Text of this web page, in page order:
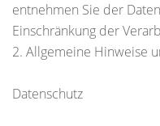
entnehmen Sie der
Einschränkung der
2. Allgemeine Hinweise
Datenschutz